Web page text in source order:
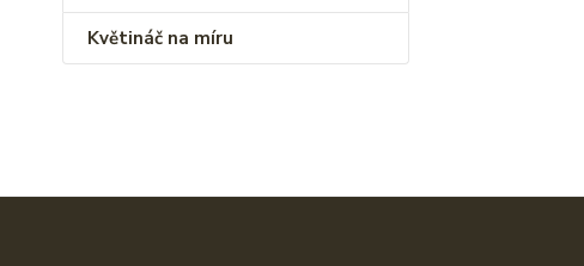
Květináč na míru